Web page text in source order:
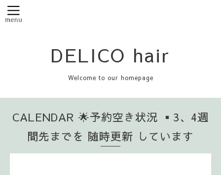
DELICO hair
Welcome to our homepage
CALENDAR 🌟予約空き状況 ▪️3、4週
間先までを 随時更新 しています